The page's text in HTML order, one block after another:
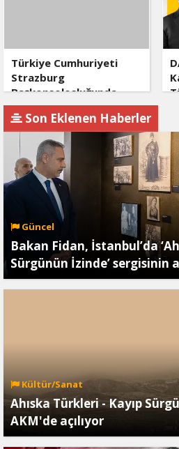
Türkiye Cumhuriyeti
Strazburg
Başkonsolosluğunda
Ahıska Türklerine özel
program
Son Eklenen Haberler
Güncel
Bakan Fidan, İstanbul’da
Sürgünün İzinde’ sergisinin
Kültür/Sanat
Ahıska Türkleri - Kayıp
AKM'de açılıyor